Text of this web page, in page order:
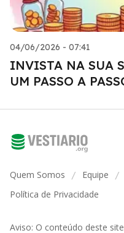
04/06/2026 - 07:41
INVISTA NA SUA
UM PASSO A
Quem Somos / Equipe /
Política de Privacidade
Aviso: O conteúdo deste